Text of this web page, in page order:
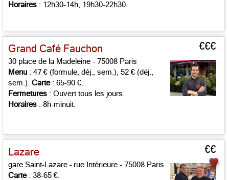
Horaires : 12h30-14h, 19h30-22h30.
Grand Café Fauchon €€€
30 place de la Madeleine - 75008 Paris
Menu : 47 € (formule, déj., sem.), 52 € (déj.,
sem.). Carte: 65-90 €.
Fermetures : Ouvert tous les jours.
Horaires : 8h-minuit.
Lazare €€
gare Saint-Lazare – rue Intérieure - 75008 Paris
Carte: 38-65 €.